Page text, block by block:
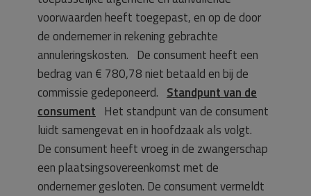
voorwaarden heeft toegepast, en op de door
de ondernemer in rekening gebrachte
annuleringskosten. De consument heeft een
bedrag van € 780,78 niet betaald en bij de
commissie gedeponeerd. Standpunt van de
consument Het standpunt van de consument
luidt samengevat en in hoofdzaak als volgt.
De consument heeft vroeg in de zwangerschap
een plaatsingsovereenkomst met de
ondernemer gesloten. De consument vermeldt